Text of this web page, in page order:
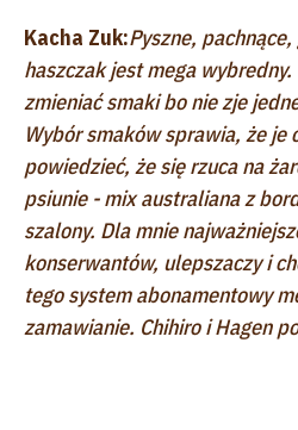
Kacha Zuk:Pyszne,
haszczak jest mega
zmieniać smaki bo nie zje
Wybór smaków sprawia, że je
powiedzieć, że się rzuca na
psiunie - mix australiana z
szalony. Dla mnie
konserwantów, ulepszaczy i
tego system abonamentowy
zamawianie. Chihiro i Hagen